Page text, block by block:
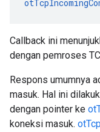
Callback ini
dengan pemroses
Respons umumnya
masuk. Hal ini
dengan pointer ke
koneksi masuk.